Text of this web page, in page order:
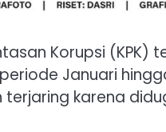
Korupsi (KPK)
Januari
karena